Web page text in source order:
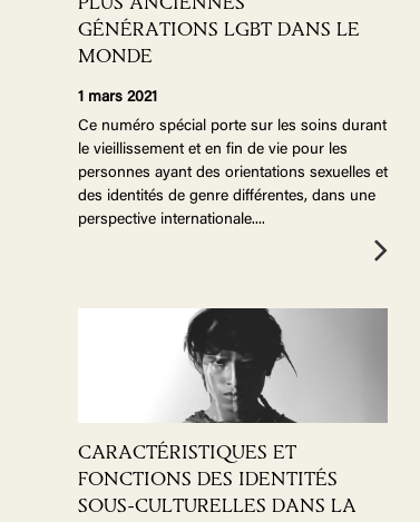
GÉNÉRATIONS LGBT DANS LE
MONDE
1 mars 2021
Ce numéro spécial porte sur les soins durant
le vieillissement et en fin de vie pour les
personnes ayant des orientations sexuelles et
des identités de genre différentes, dans une
perspective internationale....
CARACTÉRISTIQUES ET
FONCTIONS DES IDENTITÉS
SOUS-CULTURELLES DANS LA